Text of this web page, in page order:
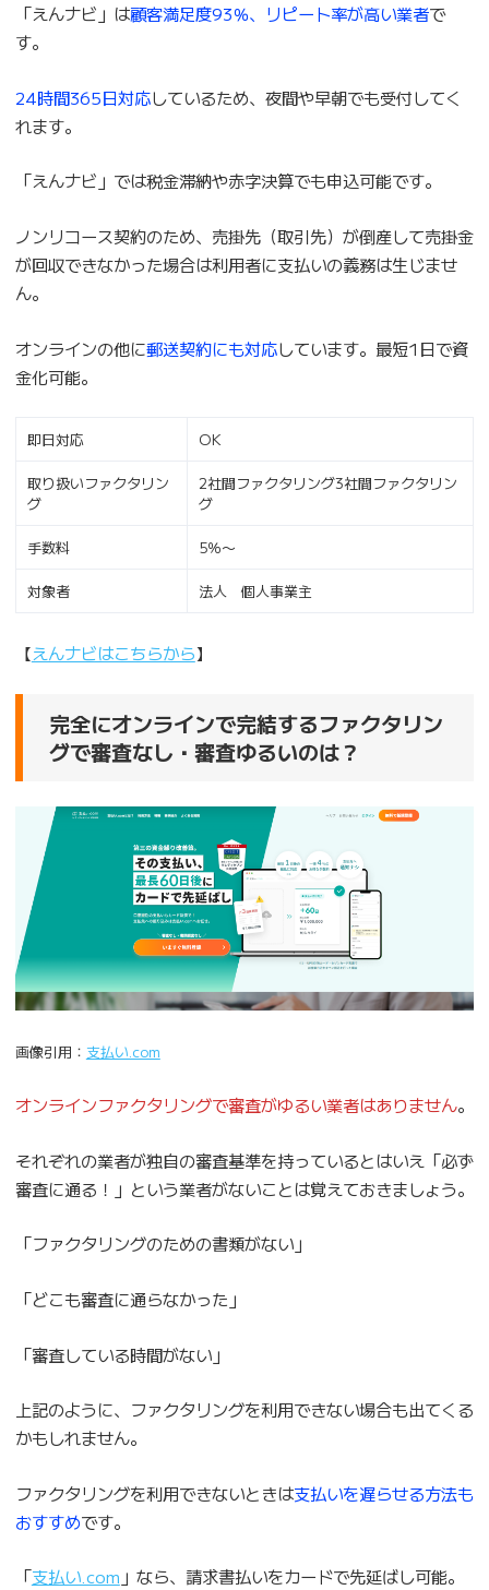
「えんナビ」は顧客満足度93％、リピート率が高い業者で
す。
24時間365日対応しているため、夜間や早朝でも受付してく
れます。
「えんナビ」では税金滞納や赤字決算でも申込可能です。
ノンリコース契約のため、売掛先（取引先）が倒産して売掛金
が回収できなかった場合は利用者に支払いの義務は生じませ
ん。
オンラインの他に郵送契約にも対応しています。最短1日で資
金化可能。
即日対応 OK
取り扱いファクタリン
グ
2社間ファクタリング3社間ファクタリン
グ
手数料 5％〜
対象者 法人 個人事業主
【えんナビはこちらから】
完全にオンラインで完結するファクタリン
グで審査なし・審査ゆるいのは？
画像引用： 支払い.com
オンラインファクタリングで審査がゆるい業者はありません。
それぞれの業者が独自の審査基準を持っているとはいえ「必ず
審査に通る！」という業者がないことは覚えておきましょう。
「ファクタリングのための書類がない」
「どこも審査に通らなかった」
「審査している時間がない」
上記のように、ファクタリングを利用できない場合も出てくる
かもしれません。
ファクタリングを利用できないときは支払いを遅らせる方法も
おすすめです。
「支払い.com 」なら、請求書払いをカードで先延ばし可能。